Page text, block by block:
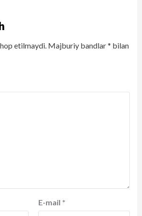
etilmaydi. Majburiy bandlar* bilan
E-mail *